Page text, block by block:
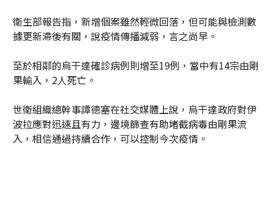
衛生部報告指，新增個案雖然輕微回落，但可能與檢測數
據更新滯後有關，說疫情傳播減弱，言之尚早。
至於相鄰的烏干達確診病例則增至19例，當中有14宗由剛
果輸入，2人死亡。
世衛組織總幹事譚德塞在社交媒體上說，烏干達政府對伊
波拉應對迅速且有力，邊境篩查有助堵截病毒由剛果流
入，相信通過持續合作，可以控制今次疫情。